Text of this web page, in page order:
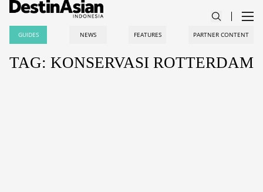
GUIDES NEWS FEATURES PARTNER CONTENT
TAG: KONSERVASI ROTTERDAM